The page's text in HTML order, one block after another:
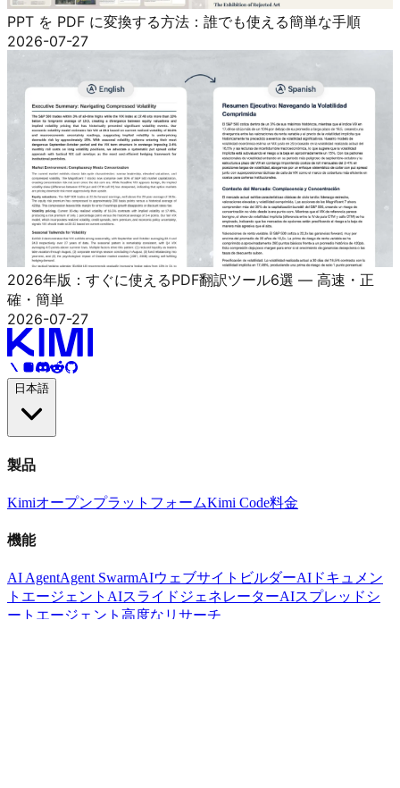
PPT を PDF に変換する方法：誰でも使える簡単な手順
2026-07-27
2026年版：すぐに使えるPDF翻訳ツール6選 — 高速・正
確・簡単
2026-07-27
日本語
製品
KimiオープンプラットフォームKimi Code料金
機能
AI AgentAgent SwarmAIウェブサイトビルダーAIドキュメン
トエージェント AIスライドジェネレーターAIスプレッドシ
ートエージェント 高度なリサーチ